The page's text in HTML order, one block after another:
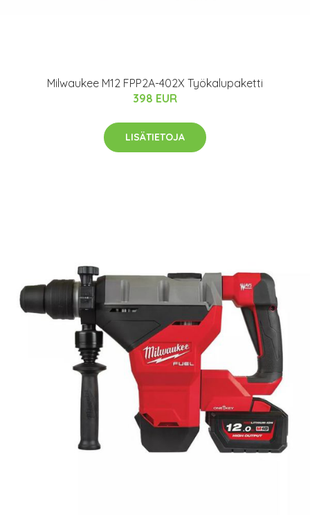
Milwaukee M12 FPP2A-402X Työkalupaketti
398 EUR
LISÄTIETOJA